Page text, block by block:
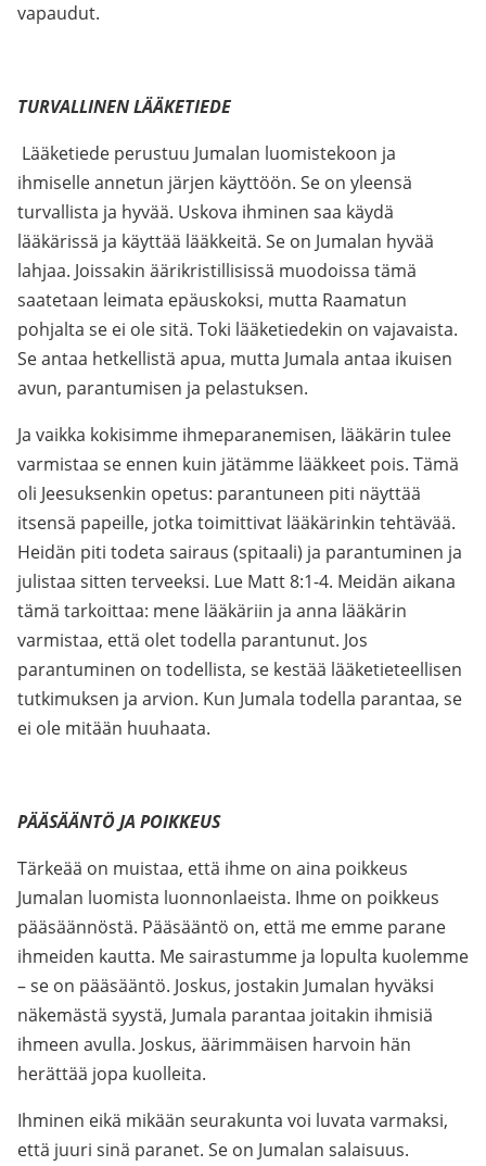
vapaudut.
TURVALLINEN LÄÄKETIEDE
Lääketiede perustuu Jumalan luomistekoon ja
ihmiselle annetun järjen käyttöön. Se on yleensä
turvallista ja hyvää. Uskova ihminen saa käydä
lääkärissä ja käyttää lääkkeitä. Se on Jumalan hyvää
lahjaa. Joissakin äärikristillisissä muodoissa tämä
saatetaan leimata epäuskoksi, mutta Raamatun
pohjalta se ei ole sitä. Toki lääketiedekin on vajavaista.
Se antaa hetkellistä apua, mutta Jumala antaa ikuisen
avun, parantumisen ja pelastuksen.
Ja vaikka kokisimme ihmeparanemisen, lääkärin tulee
varmistaa se ennen kuin jätämme lääkkeet pois. Tämä
oli Jeesuksenkin opetus: parantuneen piti näyttää
itsensä papeille, jotka toimittivat lääkärinkin tehtävää.
Heidän piti todeta sairaus (spitaali) ja parantuminen ja
julistaa sitten terveeksi. Lue Matt 8:1-4. Meidän aikana
tämä tarkoittaa: mene lääkäriin ja anna lääkärin
varmistaa, että olet todella parantunut. Jos
parantuminen on todellista, se kestää lääketieteellisen
tutkimuksen ja arvion. Kun Jumala todella parantaa, se
ei ole mitään huuhaata.
PÄÄSÄÄNTÖ JA POIKKEUS
Tärkeää on muistaa, että ihme on aina poikkeus
Jumalan luomista luonnonlaeista. Ihme on poikkeus
pääsäännöstä. Pääsääntö on, että me emme parane
ihmeiden kautta. Me sairastumme ja lopulta kuolemme
– se on pääsääntö. Joskus, jostakin Jumalan hyväksi
näkemästä syystä, Jumala parantaa joitakin ihmisiä
ihmeen avulla. Joskus, äärimmäisen harvoin hän
herättää jopa kuolleita.
Ihminen eikä mikään seurakunta voi luvata varmaksi,
että juuri sinä paranet. Se on Jumalan salaisuus.